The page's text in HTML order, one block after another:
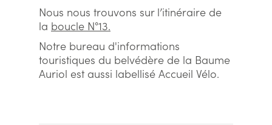
Nous nous trouvons sur l’itinéraire de
la boucle N°13.
Notre bureau d'informations
touristiques du belvédère de la Baume
Auriol est aussi labellisé Accueil Vélo.